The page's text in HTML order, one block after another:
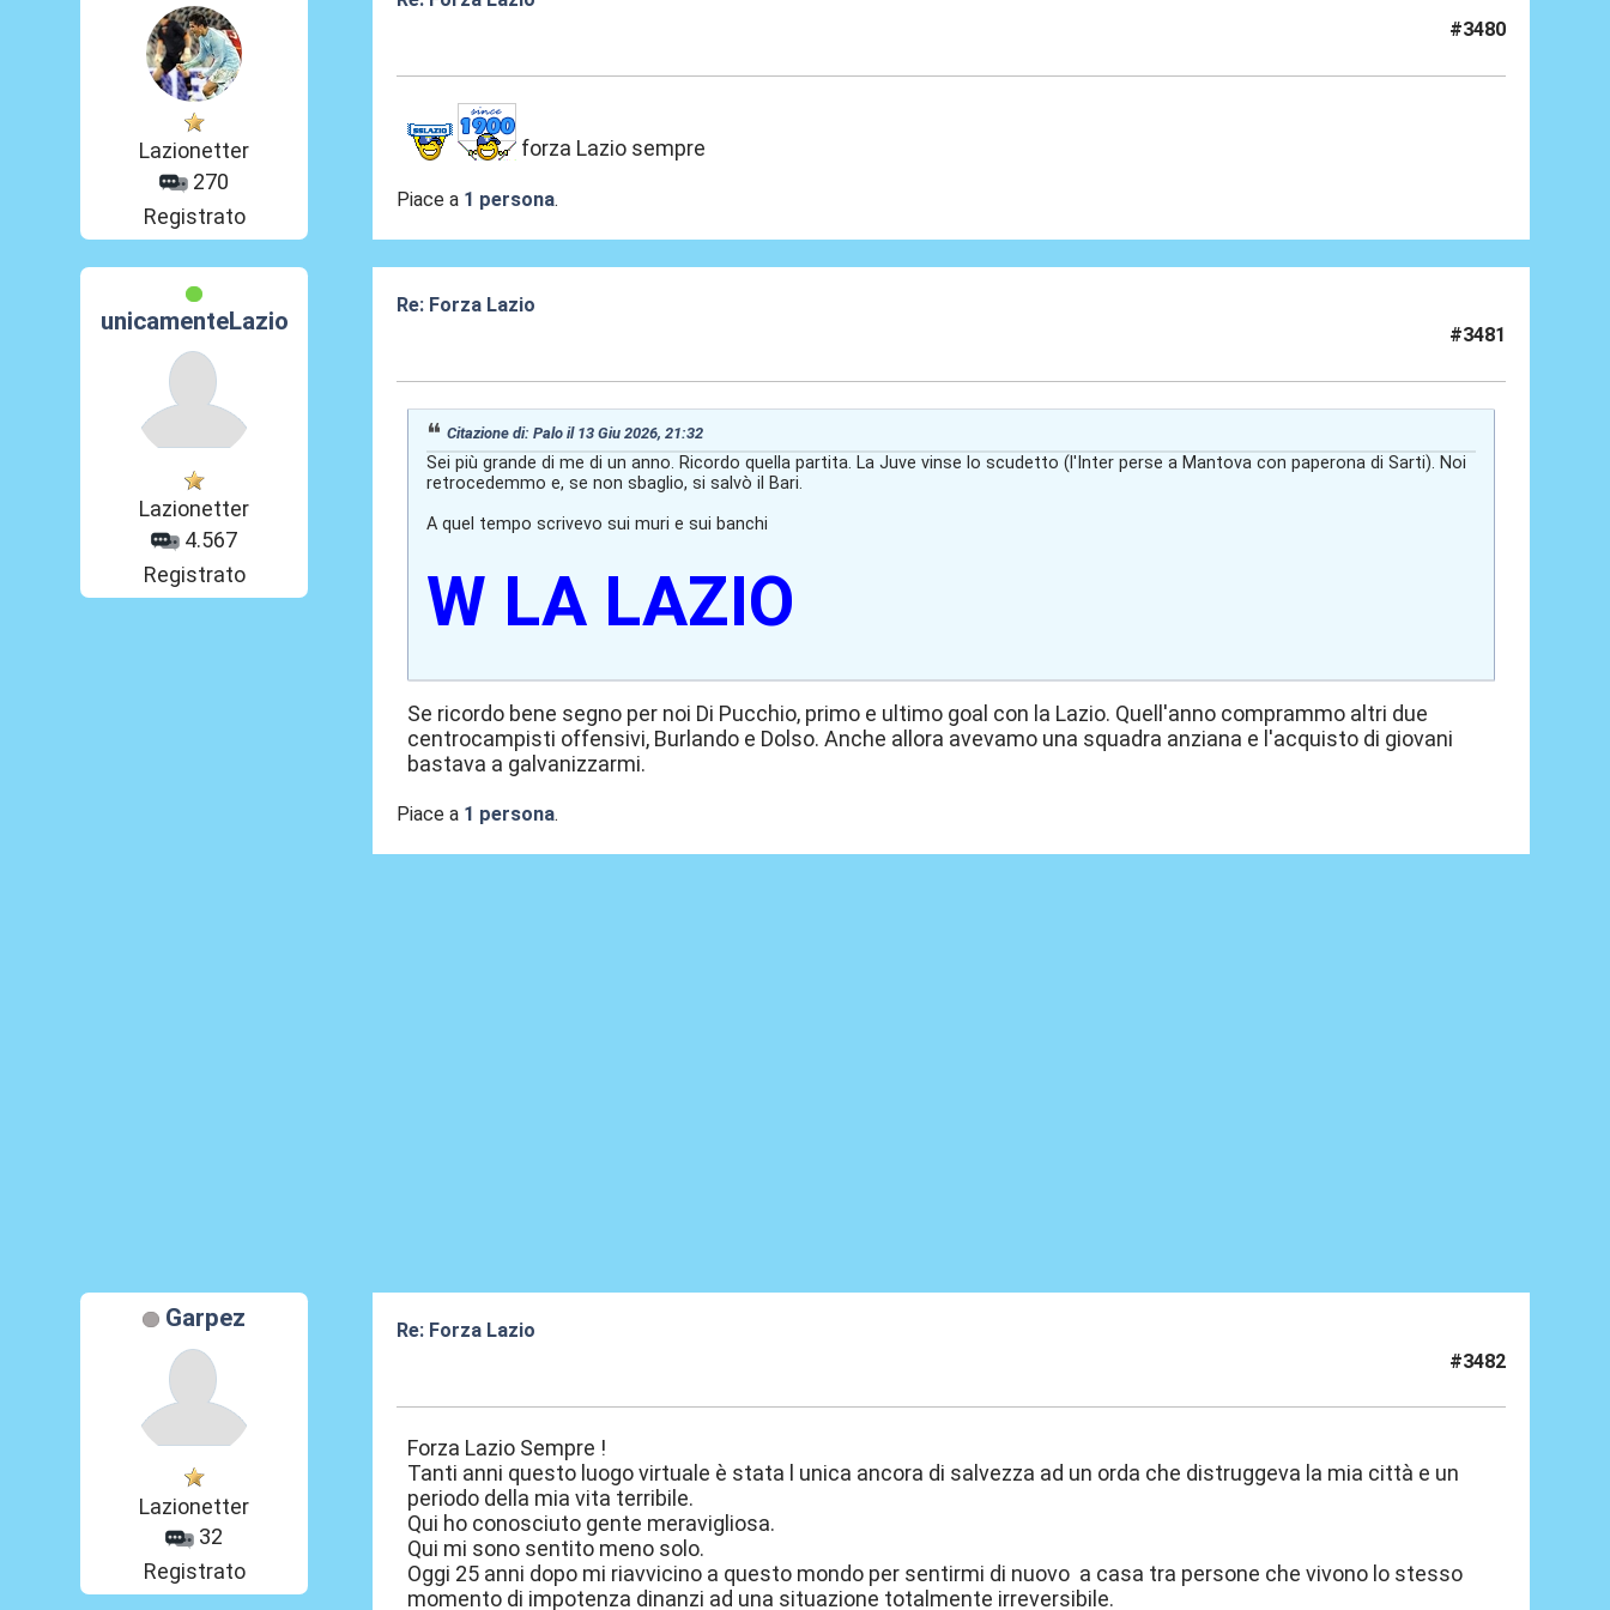
Lazionetter
270
Registrato
#3480
forza Lazio sempre
Piace a 1 persona.
unicamenteLazio
Lazionetter
4.567
Registrato
Re: Forza Lazio
#3481
Citazione di: Palo il 13 Giu 2026, 21:32
Sei più grande di me di un anno. Ricordo quella partita. La Juve vinse lo scudetto (l'Inter perse a Mantova con paperona di Sarti). Noi
retrocedemmo e, se non sbaglio, si salvò il Bari.
A quel tempo scrivevo sui muri e sui banchi
W LA LAZIO
Se ricordo bene segno per noi Di Pucchio, primo e ultimo goal con la Lazio. Quell'anno comprammo altri due
centrocampisti offensivi, Burlando e Dolso. Anche allora avevamo una squadra anziana e l'acquisto di giovani
bastava a galvanizzarmi.
Piace a 1 persona.
Garpez
Lazionetter
32
Registrato
Re: Forza Lazio
#3482
Forza Lazio Sempre !
Tanti anni questo luogo virtuale è stata l unica ancora di salvezza ad un orda che distruggeva la mia città e un
periodo della mia vita terribile.
Qui ho conosciuto gente meravigliosa.
Qui mi sono sentito meno solo.
Oggi 25 anni dopo mi riavvicino a questo mondo per sentirmi di nuovo a casa tra persone che vivono lo stesso
momento di impotenza dinanzi ad una situazione totalmente irreversibile.